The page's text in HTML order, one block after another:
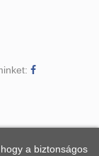
a biztonságos